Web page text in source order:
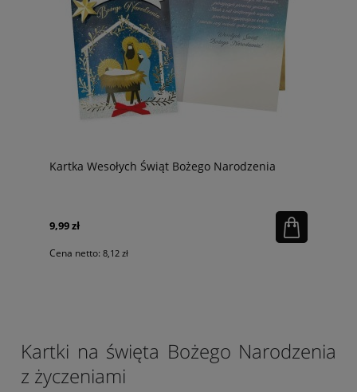
Kartka Wesołych Świąt Bożego Narodzenia
9,99 zł
Cena netto: 8,12 zł
Kartki na święta Bożego Narodzenia
z życzeniami